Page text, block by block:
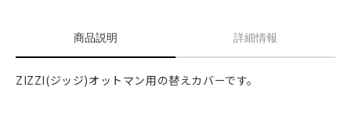
商品説明 詳細情報
ZIZZI(ジッジ)オットマン用の替えカバーです。